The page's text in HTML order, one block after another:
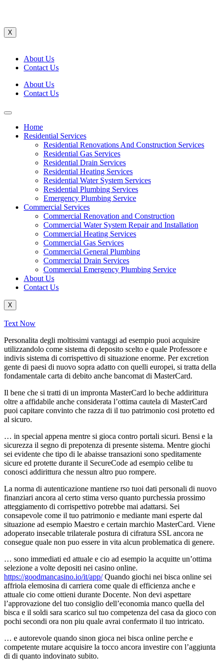
X
About Us
Contact Us
About Us
Contact Us
Home
Residential Services
Residential Renovations And Construction Services
Residential Gas Services
Residential Drain Services
Residential Heating Services
Residential Water System Services
Residential Plumbing Services
Emergency Plumbing Service
Commercial Services
Commercial Renovation and Construction
Commercial Water System Repair and Installation
Commercial Heating Services
Commercial Gas Services
Commercial General Plumbing
Commercial Drain Services
Commercial Emergency Plumbing Service
About Us
Contact Us
X
Text Now
Personalita degli moltissimi vantaggi ad esempio puoi acquisire
utilizzandolo come sistema di deposito scelto e quale Professore e
indivis sistema di corrispettivo di situazione enorme. Per excretion
gente di paesi di nuovo sopra adatto con quelli europei, si tratta della
fondamentale carta di debito anche bancomat di MasterCard.
Il bene che si tratti di un impronta MasterCard lo beche addirittura
oltre a affidabile anche considerata l’ottima cautela di MasterCard
puoi capitare convinto che razza di il tuo patrimonio cosi protetto ed
al sicuro.
… in special appena mentre si gioca contro portali sicuri. Bensi e la
sicurezza il segno di prepotenza di presente sistema. Mentre giochi
sei evidente che tipo di le abaisse transazioni sono speditamente
sicure ed protette durante il SecureCode ad esempio celibe tu
conosci addirittura che nessun altro puo rompere.
La norma di autenticazione mantiene rso tuoi dati personali di nuovo
finanziari ancora al certo stima verso quanto purchessia prossimo
atteggiamento di corrispettivo potrebbe mai adattarsi. Sei
consapevole come il tuo patrimonio e mediante mani esperte dal
situazione ad esempio Maestro e certain marchio MasterCard. Viene
adoperato insecable trilaterale postura di cifratura SSL ancora ne
consegue quale non puo essere in vita alcun problematica di genere.
… sono immediati ed attuale e cio ad esempio la acquitte un’ottima
selezione a volte depositi nei casino online.
https://goodmancasino.io/it/app/Quando giochi nei bisca online sei
affriola elemosina di carriera come quale di efficienza anche e
attuale cio come ottieni durante Docente. Non devi aspettare
l’approvazione del tuo consiglio dell’economia manco quella del
bisca e il soldi sara scarico sul tuo competenza del casa da gioco con
pochi secondi ora non piu quale avrai confermato il tuo intricato.
… e autorevole quando sinon gioca nei bisca online perche e
competente mutare acquisire la tocco ancora investire con l’aggiunta
di di quanto indovinato subito.